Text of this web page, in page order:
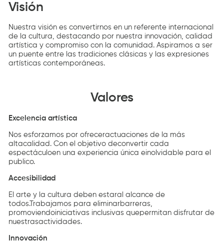
Visión
Nuestra visión es convertirnos en un referente internacional
de la cultura, destacando por nuestra innovación, calidad
artística y compromiso con la comunidad. Aspiramos a ser
un puente entre las tradiciones clásicas y las expresiones
artísticas contemporáneas.
Valores
Excelencia artística
Nos esforzamos por ofreceractuaciones de la más
altacalidad. Con el objetivo deconvertir cada
espectáculoen una experiencia única einolvidable para el
publico.
Accesibilidad
El arte y la cultura deben estaral alcance de
todos.Trabajamos para eliminarbarreras,
promoviendoiniciativas inclusivas quepermitan disfrutar de
nuestrasactividades.
Innovación